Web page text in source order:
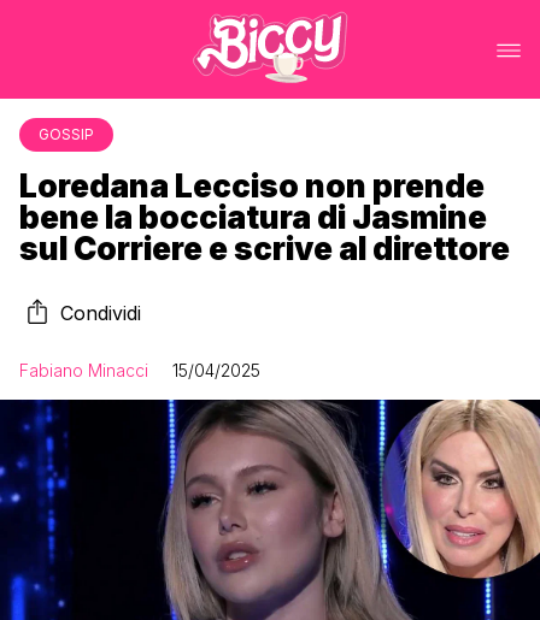
GOSSIP
Loredana Lecciso non prende
bene la bocciatura di Jasmine
sul Corriere e scrive al direttore
Condividi
Fabiano Minacci 15/04/2025